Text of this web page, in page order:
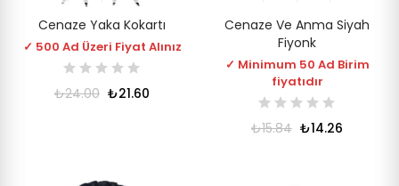
Cenaze Yaka Kokartı
✓ 500 Ad Üzeri Fiyat Alınız
₺24.00 ₺21.60
Cenaze Ve Anma Siyah
Fiyonk
✓ Minimum 50 Ad Birim
fiyatıdır
₺15.84 ₺14.26